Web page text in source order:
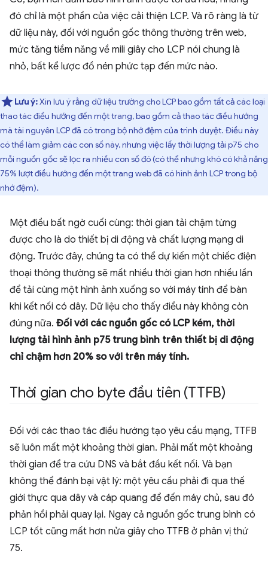
đó chỉ là một phần của việc cải thiện LCP. Và rõ ràng là từ
dữ liệu này, đối với nguồn gốc thông thường trên web,
mức tăng tiềm năng về mili giây cho LCP nói chung là
nhỏ, bất kể lược đồ nén phức tạp đến mức nào.
Lưu ý:Xin lưu ý rằng dữ liệu trường cho LCP bao gồm tất cả các loại
thao tác điều hướng đến một trang, bao gồm cả thao tác điều hướng
mà tài nguyên LCP đã có trong bộ nhớ đệm của trình duyệt. Điều này
có thể làm giảm các con số này, nhưng việc lấy thời lượng tải p75 cho
mỗi nguồn gốc sẽ lọc ra nhiều con số đó (có thể nhưng khó có khả năng
75% lượt điều hướng đến một trang web đã có hình ảnh LCP trong bộ
nhớ đệm).
Một điều bất ngờ cuối cùng: thời gian tải chậm từng
được cho là do thiết bị di động và chất lượng mạng di
động. Trước đây, chúng ta có thể dự kiến một chiếc điện
thoại thông thường sẽ mất nhiều thời gian hơn nhiều lần
để tải cùng một hình ảnh xuống so với máy tính để bàn
khi kết nối có dây. Dữ liệu cho thấy điều này không còn
đúng nữa. Đối với các nguồn gốc có LCP kém, thời
lượng tải hình ảnh p75 trung bình trên thiết bị di động
chỉ chậm hơn 20% so với trên máy tính.
Thời gian cho byte đầu tiên (TTFB)
Đối với các thao tác điều hướng tạo yêu cầu mạng, TTFB
sẽ luôn mất một khoảng thời gian. Phải mất một khoảng
thời gian để tra cứu DNS và bắt đầu kết nối. Và bạn
không thể đánh bại vật lý: một yêu cầu phải đi qua thế
giới thực qua dây và cáp quang để đến máy chủ, sau đó
phản hồi phải quay lại. Ngay cả nguồn gốc trung bình có
LCP tốt cũng mất hơn nửa giây cho TTFB ở phân vị thứ
75.